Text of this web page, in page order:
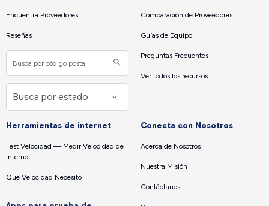
Encuentra Proveedores
Reseñas
Comparación de Proveedores
Guías de Equipo
Preguntas Frecuentes
Ver todos los recursos
Herramientas de internet
Test Velocidad — Medir Velocidad de
Internet
Que Velocidad Necesito
Conecta con Nosotros
Acerca de Nosotros
Nuestra Misión
Contáctanos